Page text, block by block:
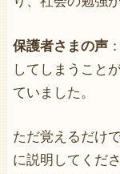
保護者さまの声
してしまうこと
ていました。
ただ覚えるだけ
に説明してくだ